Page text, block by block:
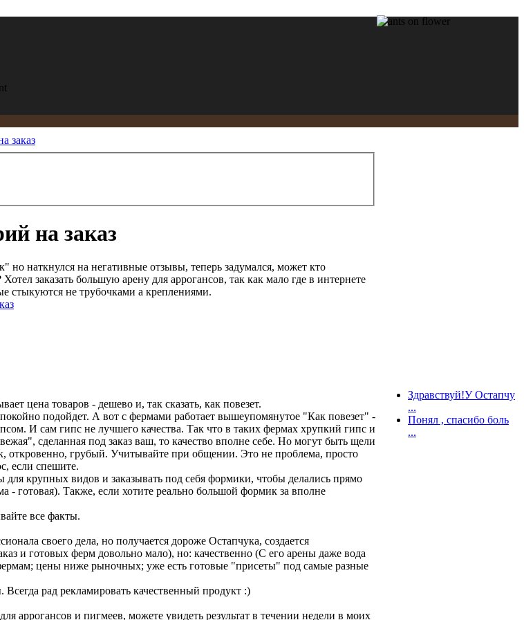
заказ
на заказ
наткнулся на негативные отзывы, теперь задумался, может кто
заказать большую арену для аррогансов, так как мало где в интернете
стыкуются не трубочками а креплениями.
цена товаров - дешево и, так сказать, как повезет.
подойдет. А вот с фермами работает вышеупомянутое "Как повезет" -
И сам гипс не лучшего качества. Так что в таких фермах хрупкий гипс и
сделанная под заказ ваш, то качество вполне себе. Но могут быть щели
откровенно, грубый. Учитывайте при общении. Это не проблема, просто
если спешите.
крупных видов и заказывать под себя формики, чтобы делались прямо
- готовая). Также, если хотите реально большой формик за вполне
все факты.
своего дела, но получается дороже Остапчука, создается
и готовых ферм довольно мало), но: качественно (С его арены даже вода
цены ниже рыночных; уже есть готовые "присеты" под самые разные
рад рекламировать качественный продукт :)
аррогансов и пигмеев, можете увидеть результат в течении недели в моих
Здравствуй!У Остапчу
...
Понял , спасибо боль
...